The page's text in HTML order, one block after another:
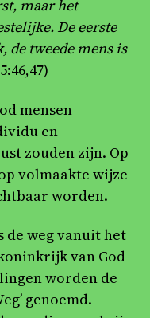
maar het
De eerste
de tweede mens is
mensen
en
zouden zijn. Op
volmaakte wijze
worden.
de weg vanuit het
van God
worden de
genoemd.